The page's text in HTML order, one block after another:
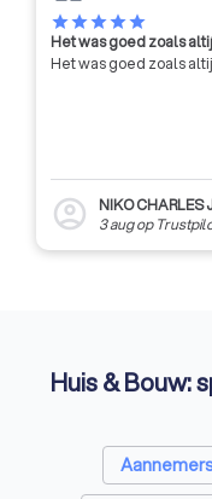
starstarstarstarstar
Het was goed zoals
Het was goed zoals
account_circle
NIKO CHARLES
3 augop
Huis & Bouw: